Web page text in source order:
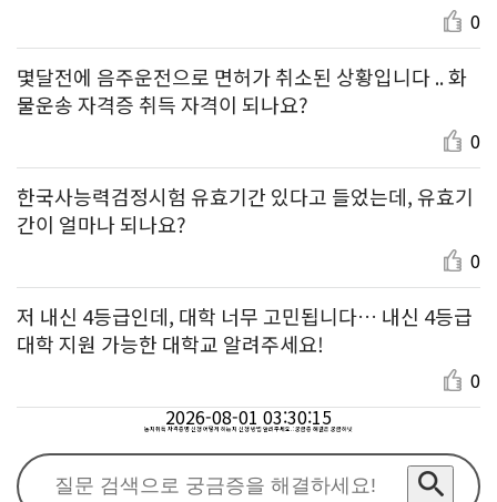
0
몇달전에 음주운전으로 면허가 취소된 상황입니다 .. 화
물운송 자격증 취득 자격이 되나요?
0
한국사능력검정시험 유효기간 있다고 들었는데, 유효기
간이 얼마나 되나요?
0
저 내신 4등급인데, 대학 너무 고민됩니다… 내신 4등급
대학 지원 가능한 대학교 알려주세요!
0
2026-08-01 03:30:15
농지취득 자격증명 신청 어떻게 하는지 신청 방법 알려주세요. : 궁금증 해결은 궁금하넷